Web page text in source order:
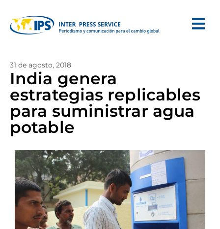
31 de agosto, 2018
India genera
estrategias replicables
para suministrar agua
potable